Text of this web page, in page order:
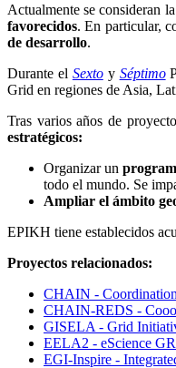
Actualmente se consideran la
favorecidos. En particular,
de desarrollo.
Durante el Sextoy Séptimo
Grid en regiones de Asia,
Tras varios años de
estratégicos:
Organizar un
todo el mundo. Se
Ampliar el ámbito
EPIKH tiene establecidos
Proyectos relacionados:
CHAIN -
CHAIN-REDS -
GISELA - Grid
EELA2 - eScience
EGI-Inspire -